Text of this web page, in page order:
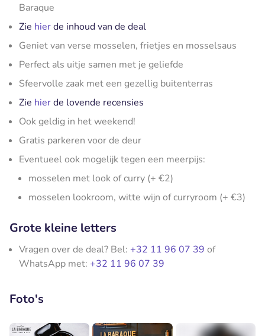
Baraque
Zie hierde inhoud van de deal
Geniet van verse mosselen, frietjes en mosselsaus
Perfect als uitje samen met je geliefde
Sfeervolle zaak met een gezellig buitenterras
Zie hierde lovende recensies
Ook geldig in het weekend!
Gratis parkeren voor de deur
Eventueel ook mogelijk tegen een meerpijs:
mosselen met look of curry (+ €2)
mosselen lookroom, witte wijn of curryroom (+ €3)
Grote kleine letters
Vragen over de deal? Bel: +32 11 96 07 39 of
WhatsApp met: +32 11 96 07 39
Foto's